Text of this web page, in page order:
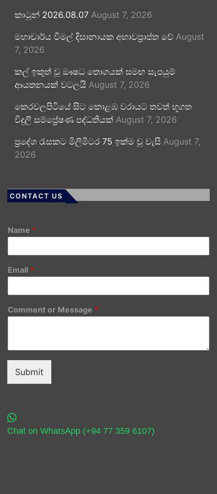
කාටූන් 2026.08.07 August 7, 2026
මහාචාර්ය විමල් දිසානායක අභාවප්‍රාප්ත වේ August
7, 2026
කල් ඉකුත් වූ ඖෂධ තොගයක් සමඟ සැපයුම්
ආයතනයක් වටලයි August 7, 2026
කෙරවලපිටියේ සිට කොළඹ වරායට තවත් භූගත
විදුලි සම්ප්‍රේෂණ පද්ධතියක් August 7, 2026
ප්‍රදේශ රැසකට මිලිමීටර 75 ඉක්ම වූ වැසි August 7,
2026
CONTACT US
Name *
Email *
Comment or Message *
Submit
Chat on WhatsApp (+94 77 359 6107)